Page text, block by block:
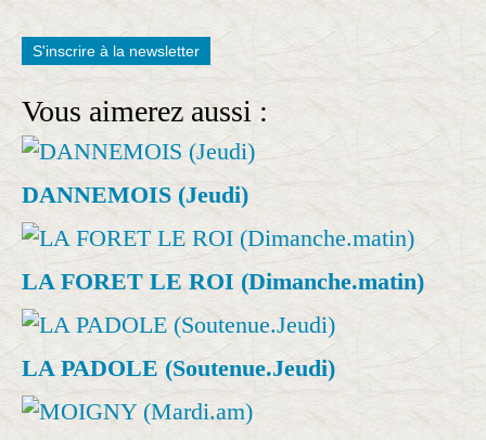
S'inscrire à la newsletter
Vous aimerez aussi :
DANNEMOIS (Jeudi)
LA FORET LE ROI (Dimanche.matin)
LA PADOLE (Soutenue.Jeudi)